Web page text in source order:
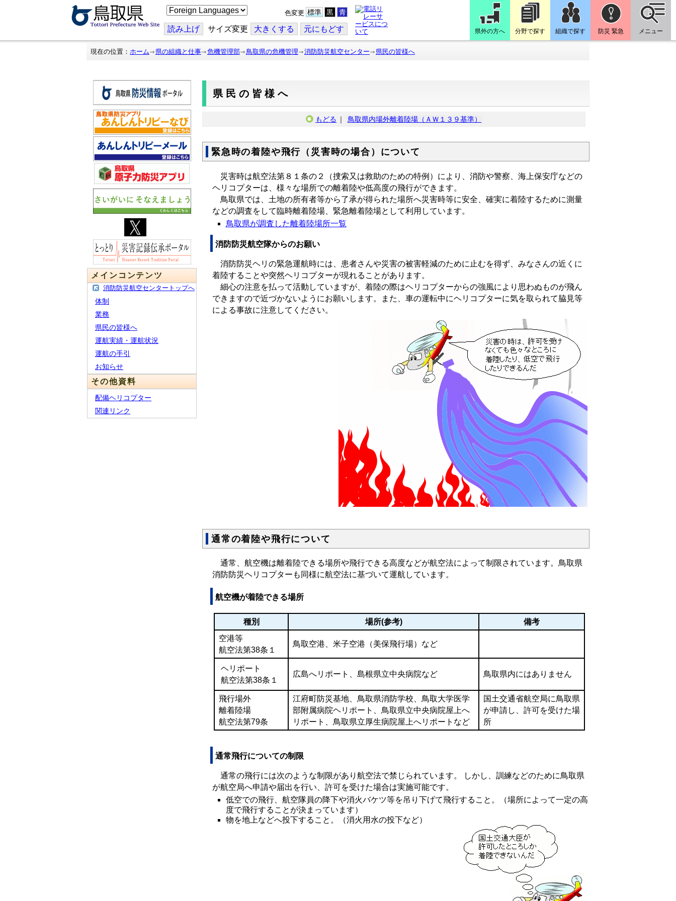
こ
の
ペ
ジ
を
翻
色変更 標準 黒 青
読み上げ サイズ変更 大きくする 元にもどす 県外の方へ 分野で探す 組織で探す 防災 緊急 メニュー
現在の位置： ホーム 県の組織と仕事 危機管理部 鳥取県の危機管理 消防防災航空センター 県民の皆様へ
メインコンテンツ
消防防災航空センタートップへ
体制
業務
県民の皆様へ
運航実績・運航状況
運航の手引
お知らせ
その他資料
配備ヘリコプター
関連リンク
県民の皆様へ
もどる ｜ 鳥取県内場外離着陸場（ＡＷ１３９基準）
緊急時の着陸や飛行（災害時の場合）について
災害時は航空法第８１条の２（捜索又は救助のための特例）により、消防や警察、海上保安庁などの
ヘリコプターは、様々な場所での離着陸や低高度の飛行ができます。
鳥取県では、土地の所有者等から了承が得られた場所へ災害時等に安全、確実に着陸するために測量
などの調査をして臨時離着陸場、緊急離着陸場として利用しています。
鳥取県が調査した離着陸場所一覧
消防防災航空隊からのお願い
消防防災ヘリの緊急運航時には、患者さんや災害の被害軽減のために止むを得ず、みなさんの近くに
着陸することや突然ヘリコプターが現れることがあります。
細心の注意を払って活動していますが、着陸の際はヘリコプターからの強風により思わぬものが飛ん
できますので近づかないようにお願いします。また、車の運転中にヘリコプターに気を取られて脇見等
による事故に注意してください。
通常の着陸や飛行について
通常、航空機は離着陸できる場所や飛行できる高度などが航空法によって制限されています。鳥取県
消防防災ヘリコプターも同様に航空法に基づいて運航しています。
航空機が着陸できる場所
種別 場所(参考)
備考
空港等
航空法第38条１
鳥取空港、米子空港（美保飛行場）など
ヘリポート
航空法第38条１
広島へリポート、島根県立中央病院など 鳥取県内にはありません
飛行場外
離着陸場
航空法第79条
江府町防災基地、鳥取県消防学校、鳥取大学医学
部附属病院ヘリポート、鳥取県立中央病院屋上へ
リポート、鳥取県立厚生病院屋上へリポートなど
国土交通省航空局に鳥取県
が申請し、許可を受けた場
所
通常飛行についての制限
通常の飛行には次のような制限があり航空法で禁じられています。 しかし、訓練などのために鳥取県
が航空局へ申請や届出を行い、許可を受けた場合は実施可能です。
低空での飛行、航空隊員の降下や消火バケツ等を吊り下げて飛行すること。（場所によって一定の高
度で飛行することが決まっています）
物を地上などへ投下すること。（消火用水の投下など）